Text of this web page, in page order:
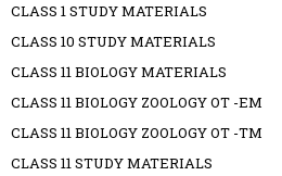
CLASS 1 STUDY MATERIALS
CLASS 10 STUDY MATERIALS
CLASS 11 BIOLOGY MATERIALS
CLASS 11 BIOLOGY ZOOLOGY OT -EM
CLASS 11 BIOLOGY ZOOLOGY OT -TM
CLASS 11 STUDY MATERIALS